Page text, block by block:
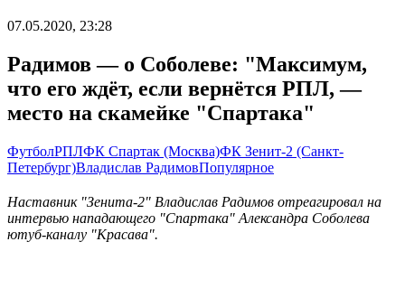
07.05.2020, 23:28
Радимов — о Соболеве: "Максимум,
что его ждёт, если вернётся РПЛ, —
место на скамейке "Спартака"
ФутболРПЛФК Спартак (Москва)ФК Зенит-2 (Санкт-
Петербург)Владислав РадимовПопулярное
Наставник "Зенита-2" Владислав Радимов отреагировал на
интервью нападающего "Спартака" Александра Соболева
ютуб-каналу "Красава".